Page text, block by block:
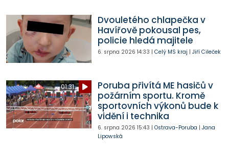
Dvouletého chlapečka v
Havířově pokousal pes,
policie hledá majitele
6. srpna 2026 14:33 | Celý MS kraj | Jiří Cileček
01:31
Poruba přivítá ME hasičů v
požárním sportu. Kromě
sportovních výkonů bude k
vidění i technika
6. srpna 2026 15:43 | Ostrava-Poruba | Jana
Lipowská